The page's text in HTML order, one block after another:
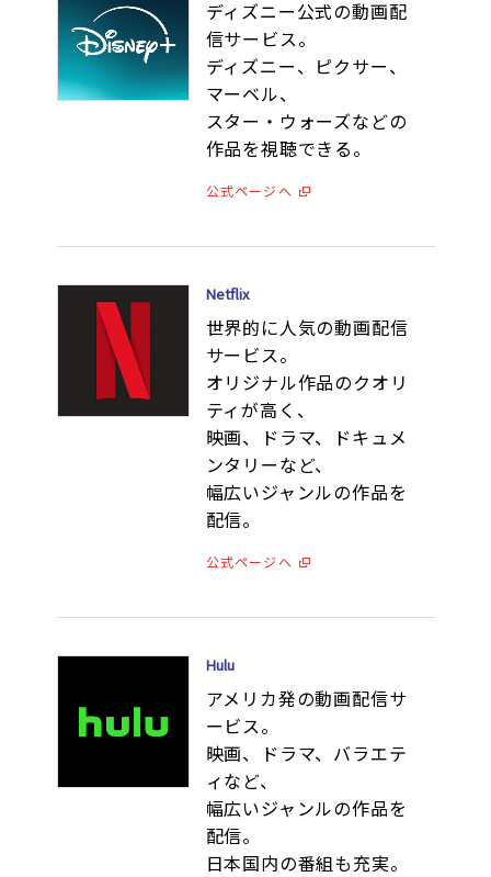
ディズニー公式の動画配
信サービス。
ディズニー、ピクサー、
マーベル、
スター・ウォーズなどの
作品を視聴できる。
公式ページへ
Netflix
世界的に人気の動画配信
サービス。
オリジナル作品のクオリ
ティが高く、
映画、ドラマ、ドキュメ
ンタリーなど、
幅広いジャンルの作品を
配信。
公式ページへ
Hulu
アメリカ発の動画配信サ
ービス。
映画、ドラマ、バラエテ
ィなど、
幅広いジャンルの作品を
配信。
日本国内の番組も充実。